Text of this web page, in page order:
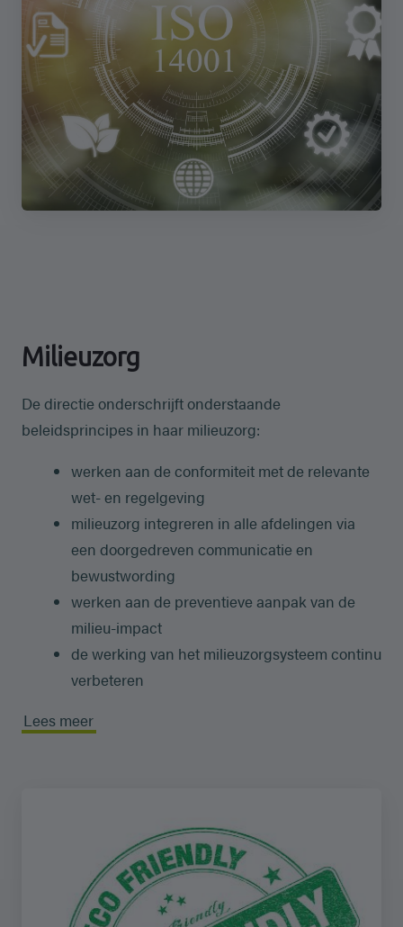
Milieuzorg
De directie onderschrijft onderstaande
beleidsprincipes in haar milieuzorg:
werken aan de conformiteit met de relevante
wet- en regelgeving
milieuzorg integreren in alle afdelingen via
een doorgedreven communicatie en
bewustwording
werken aan de preventieve aanpak van de
milieu-impact
de werking van het milieuzorgsysteem continu
verbeteren
Lees meer